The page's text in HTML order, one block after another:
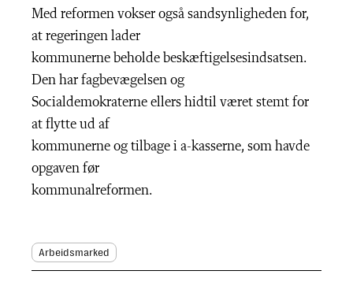
Med reformen vokser også sandsynligheden for,
at regeringen lader
kommunerne beholde beskæftigelsesindsatsen.
Den har fagbevægelsen og
Socialdemokraterne ellers hidtil været stemt for
at flytte ud af
kommunerne og tilbage i a-kasserne, som havde
opgaven før
kommunalreformen.
Arbeidsmarked